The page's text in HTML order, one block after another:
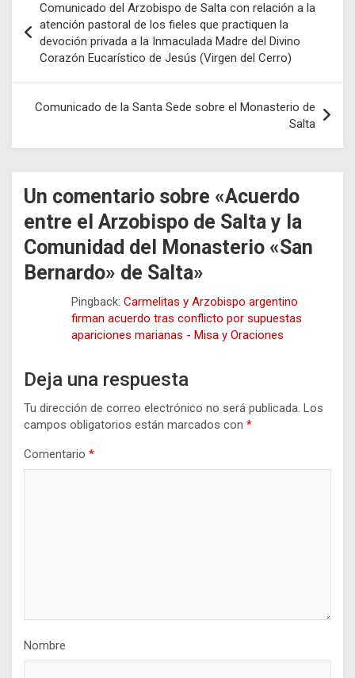
de
entradas
Comunicado del Arzobispo de Salta con relación a la
atención pastoral de los fieles que practiquen la
devoción privada a la Inmaculada Madre del Divino
Corazón Eucarístico de Jesús (Virgen del Cerro)
Comunicado de la Santa Sede sobre el Monasterio de
Salta
Un comentario sobre «Acuerdo
entre el Arzobispo de Salta y la
Comunidad del Monasterio «San
Bernardo» de Salta»
Pingback: Carmelitas y Arzobispo argentino
firman acuerdo tras conflicto por supuestas
apariciones marianas - Misa y Oraciones
Deja una respuesta
Tu dirección de correo electrónico no será publicada. Los
campos obligatorios están marcados con *
Comentario *
Nombre